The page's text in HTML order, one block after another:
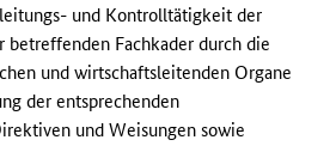
und Kontrolltätigkeit der
Fachkader durch die
und wirtschaftsleitenden Organe
der entsprechenden
und Weisungen sowie